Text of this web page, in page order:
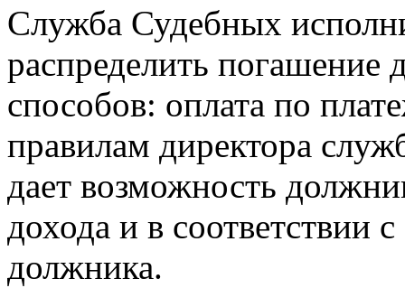
Служба Судебных
распределить погашение
способов: оплата по
правилам директора
дает возможность
дохода и в
должника.